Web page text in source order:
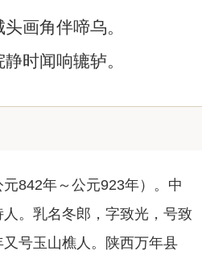
画角伴啼乌。
时闻响辘轳。
842年～公元923年）。中
人。乳名冬郎，字致光，号致
又号玉山樵人。陕西万年县